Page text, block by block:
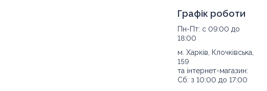
Графік роботи
Пн-Пт: с 09:00 до
18:00
м. Харків, Клочківська,
159
та інтернет-магазин:
Сб: з 10:00 до 17:00